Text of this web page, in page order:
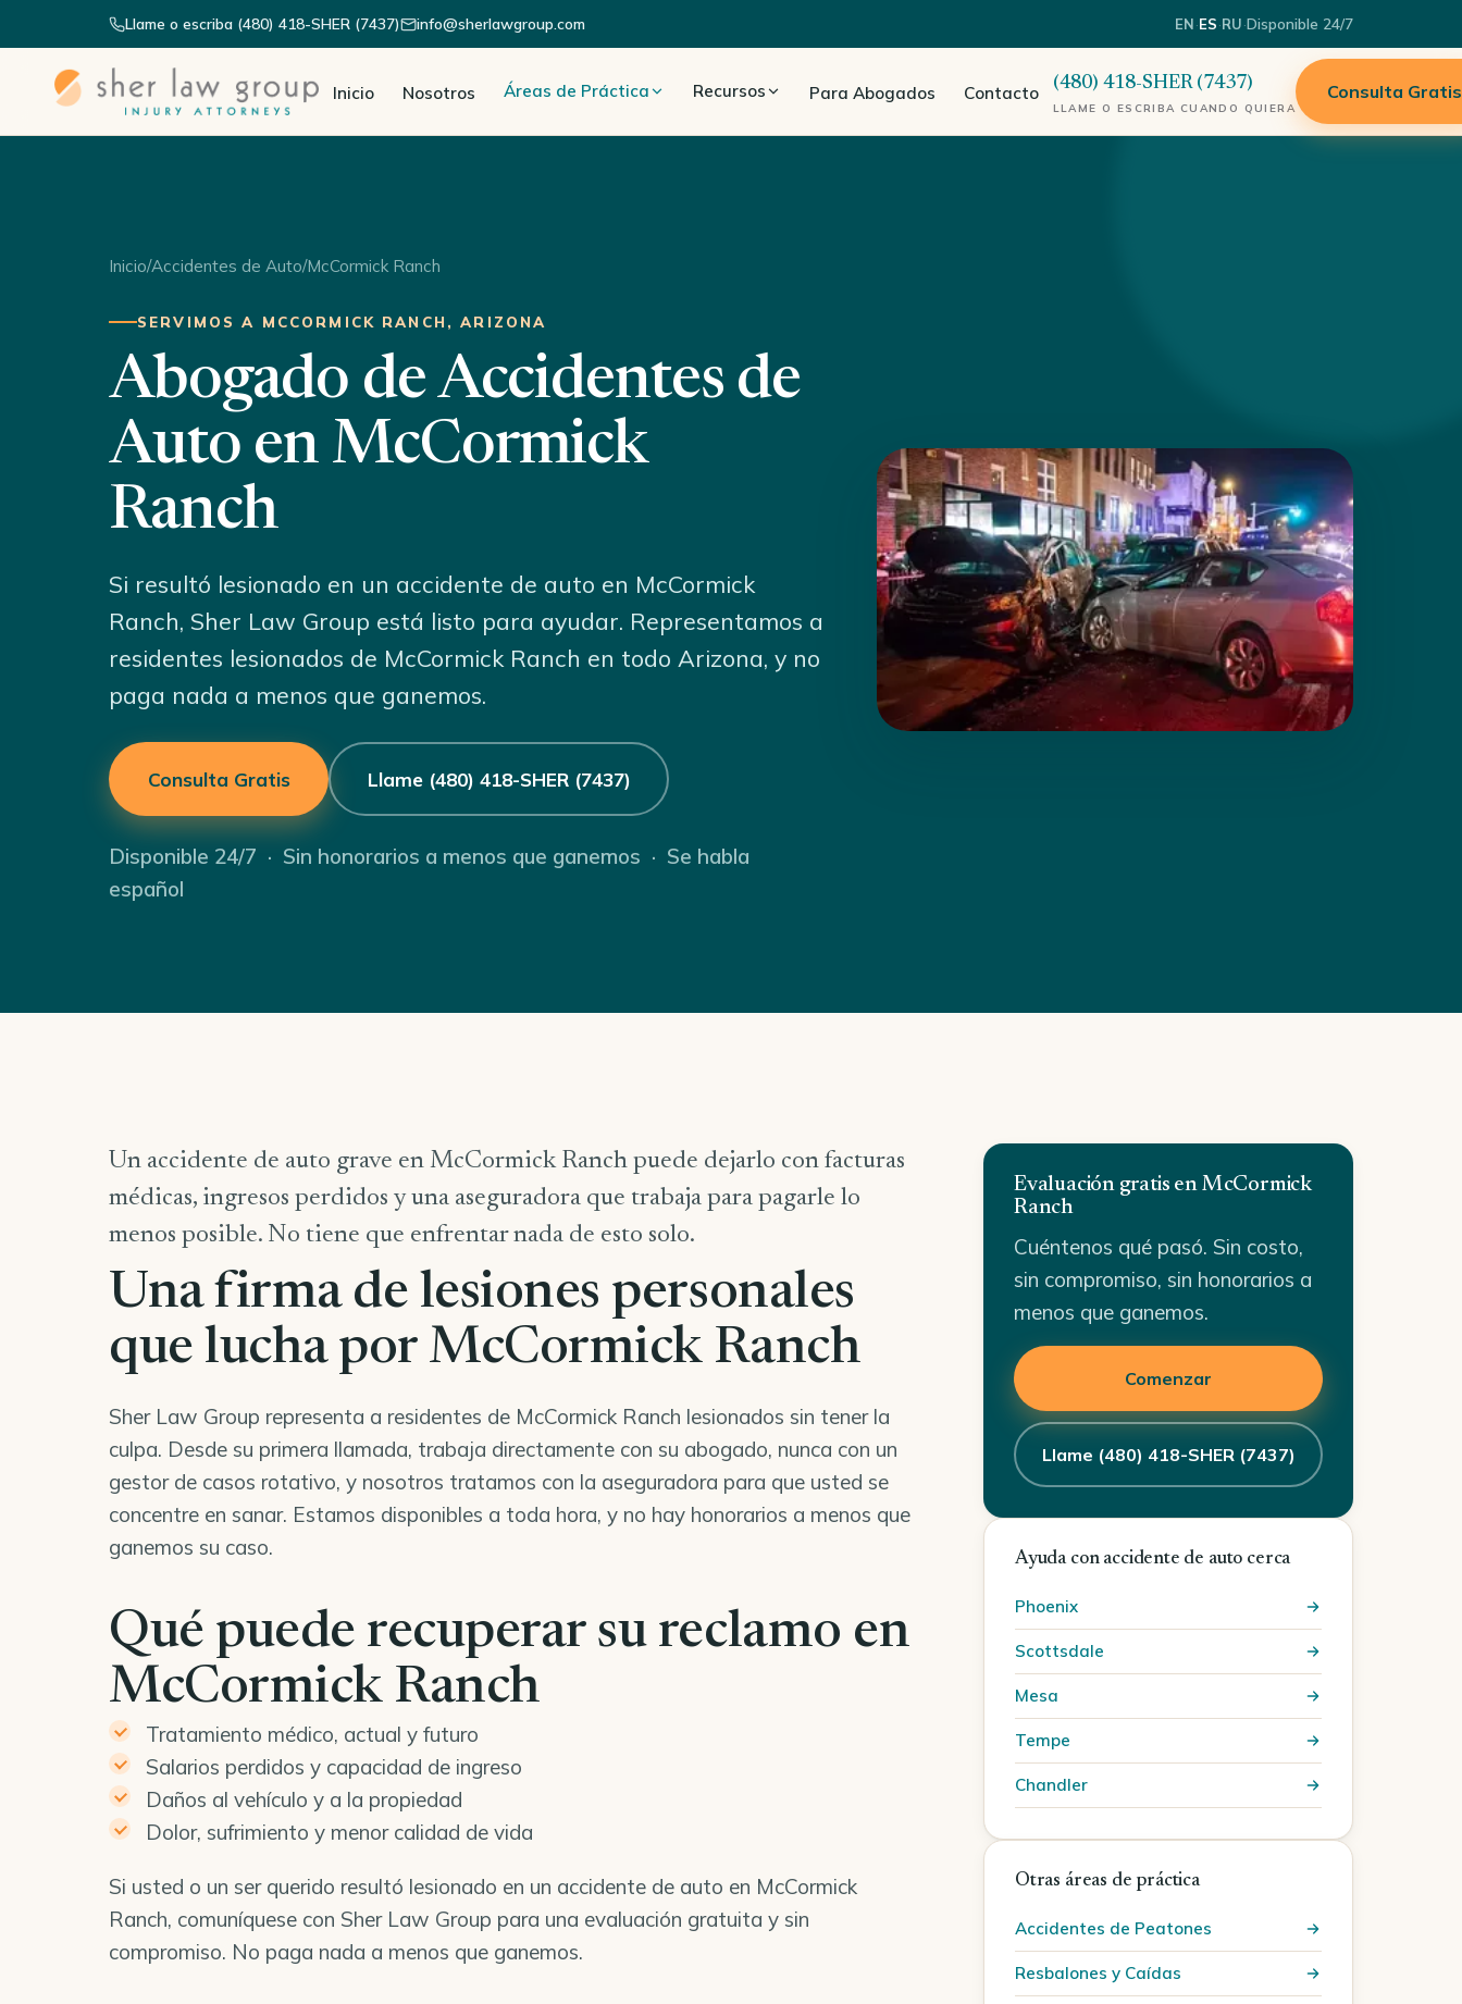
Llame o escriba (480) 418-SHER (7437) info@sherlawgroup.com EN·ES·RU·Disponible 24/7
Inicio Nosotros Áreas de Práctica Recursos Para Abogados Contacto (480) 418-SHER (7437)
LLAME O ESCRIBA CUANDO QUIERA
Consulta Gratis
Inicio/Accidentes de Auto/McCormick Ranch
SERVIMOS A MCCORMICK RANCH, ARIZONA
Abogado de Accidentes de
Auto en McCormick
Ranch
Si resultó lesionado en un accidente de auto en McCormick
Ranch, Sher Law Group está listo para ayudar. Representamos a
residentes lesionados de McCormick Ranch en todo Arizona, y no
paga nada a menos que ganemos.
Consulta Gratis Llame (480) 418-SHER (7437)
Disponible 24/7 · Sin honorarios a menos que ganemos · Se habla
español
Un accidente de auto grave en McCormick Ranch puede dejarlo con facturas
médicas, ingresos perdidos y una aseguradora que trabaja para pagarle lo
menos posible. No tiene que enfrentar nada de esto solo.
Una firma de lesiones personales
que lucha por McCormick Ranch
Sher Law Group representa a residentes de McCormick Ranch lesionados sin tener la
culpa. Desde su primera llamada, trabaja directamente con su abogado, nunca con un
gestor de casos rotativo, y nosotros tratamos con la aseguradora para que usted se
concentre en sanar. Estamos disponibles a toda hora, y no hay honorarios a menos que
ganemos su caso.
Qué puede recuperar su reclamo en
McCormick Ranch
Tratamiento médico, actual y futuro
Salarios perdidos y capacidad de ingreso
Daños al vehículo y a la propiedad
Dolor, sufrimiento y menor calidad de vida
Si usted o un ser querido resultó lesionado en un accidente de auto en McCormick
Ranch, comuníquese con Sher Law Group para una evaluación gratuita y sin
compromiso. No paga nada a menos que ganemos.
Evaluación gratis en McCormick
Ranch
Cuéntenos qué pasó. Sin costo,
sin compromiso, sin honorarios a
menos que ganemos.
Comenzar
Llame (480) 418-SHER (7437)
Ayuda con accidente de auto cerca
Phoenix
Scottsdale
Mesa
Tempe
Chandler
Otras áreas de práctica
Accidentes de Peatones
Resbalones y Caídas